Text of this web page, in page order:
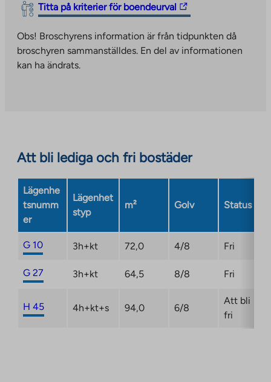
takes
to
an
new
Titta på kriterier för boendeurval
The
takes
you
to
in
new
tab
Obs! Broschyrens information är från tidpunkten då
broschyren sammanställdes. En del av informationen
kan ha ändrats.
Att bli lediga och fri bostäder
Lägenhe
tsnumm
er
Lägenhet
styp
m² Golv Status
G 10 3h+kt 72,0 4/8 Fri
G 27 3h+kt 64,5 8/8 Fri
H 45 4h+kt+s 94,0 6/8
Att bli
fri